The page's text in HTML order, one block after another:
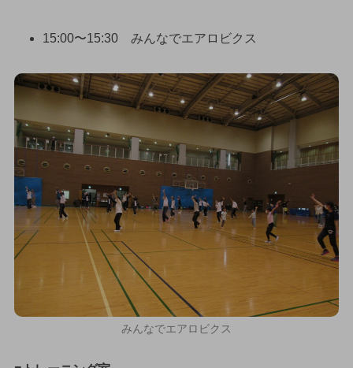
15:00〜15:30 みんなでエアロビクス
みんなでエアロビクス